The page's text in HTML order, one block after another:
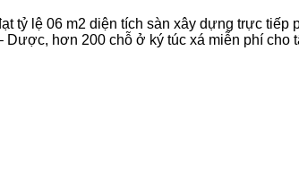
tỷ lệ 06 m2 diện tích sàn xây dựng trực
Dược, hơn 200 chỗ ở ký túc xá miễn phí cho